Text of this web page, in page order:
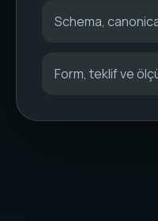
Schema,
Form, teklif ve